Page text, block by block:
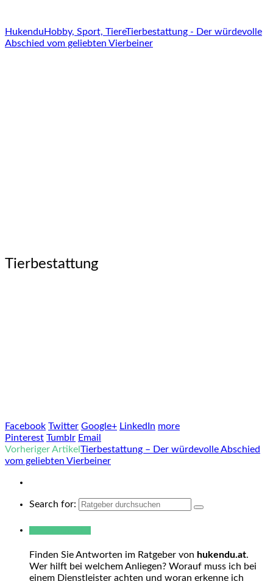
Hukendu Hobby, Sport, TiereTierbestattung - Der würdevolle
Abschied vom geliebten Vierbeiner
Tierbestattung
Facebook Twitter Google+ LinkedIn more
Pinterest Tumblr Email
Vorheriger Artikel Tierbestattung – Der würdevolle Abschied
vom geliebten Vierbeiner
Search for:
Finden Sie Antworten im Ratgeber von hukendu.at.
Wer hilft bei welchem Anliegen? Worauf muss ich bei
einem Dienstleister achten und woran erkenne ich